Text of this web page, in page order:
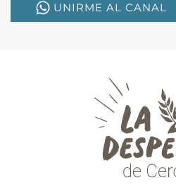
UNIRME AL CANAL